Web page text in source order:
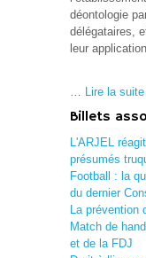
déontologie
délégataires,
leur application
… Lire la
Billets
L'ARJEL
présumés
Football : la
du dernier
La prévention
Match de
et de la FDJ